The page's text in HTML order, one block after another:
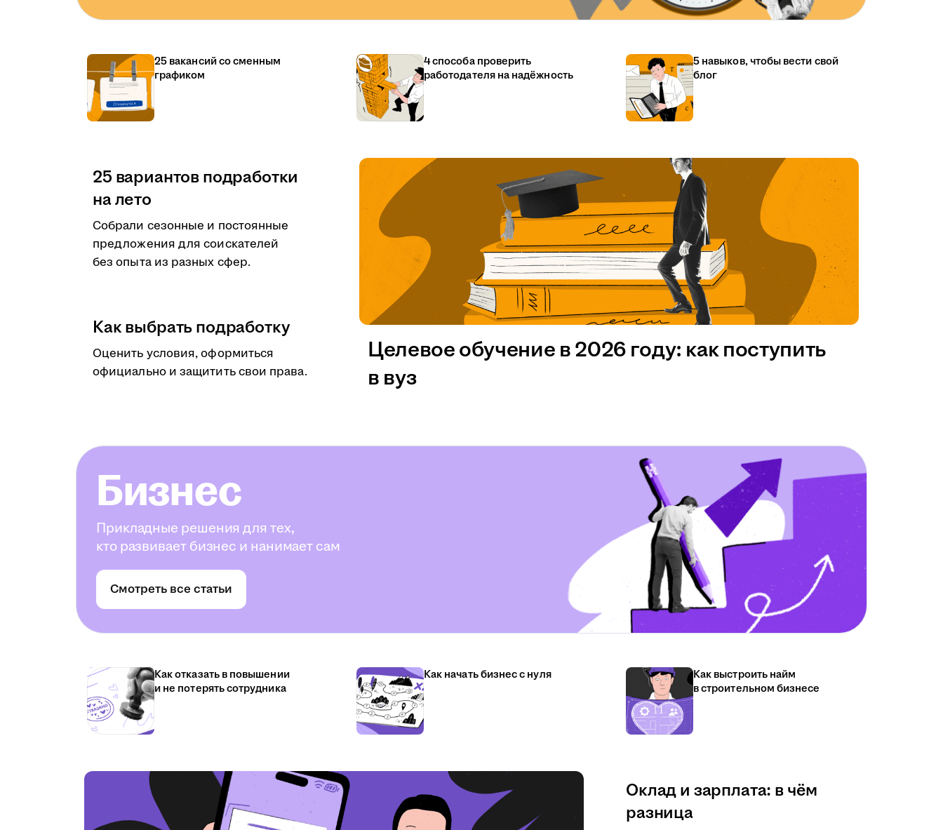
25 вакансий со сменным
графиком
4 способа проверить
работодателя на надёжность
5 навыков, чтобы вести свой
блог
25 вариантов подработки
на лето
Собрали сезонные и постоянные
предложения для соискателей
без опыта из разных сфер.
Как выбрать подработку
Оценить условия, оформиться
официально и защитить свои права.
Целевое обучение в 2026 году: как поступить
в вуз
Бизнес
Прикладные решения для тех,
кто развивает бизнес и нанимает сам
Смотреть все статьи
Как отказать в повышении
и не потерять сотрудника
Как начать бизнес с нуля
Как выстроить найм
в строительном бизнесе
Оклад и зарплата: в чём
разница